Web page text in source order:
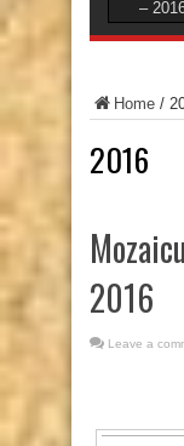
Home /
2016
2016
Leave a